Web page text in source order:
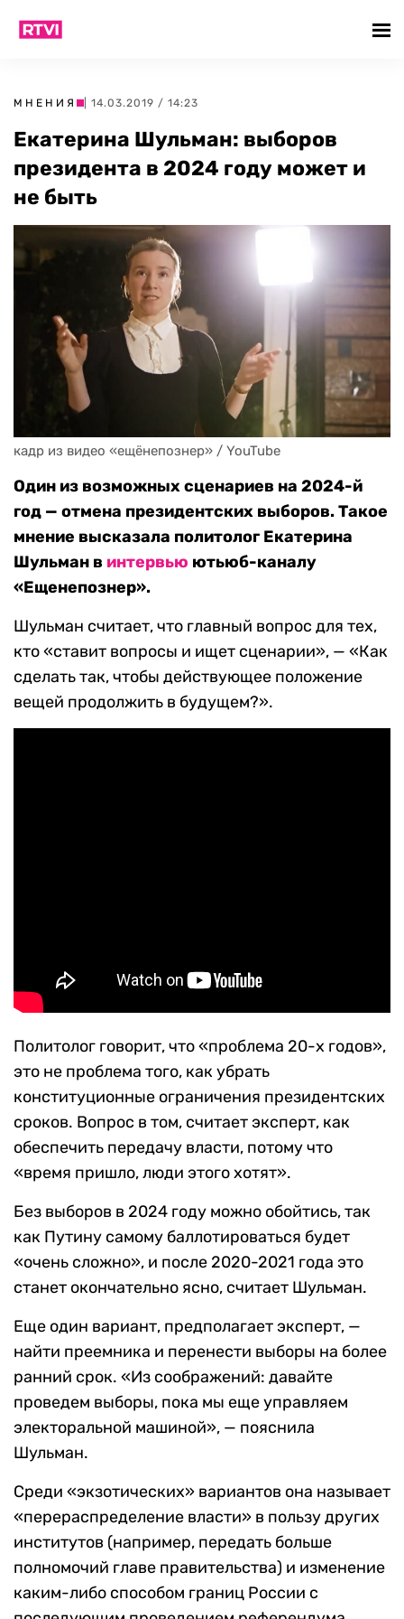
МНЕНИЯ | 14.03.2019 / 14:23
Екатерина Шульман: выборов
президента в 2024 году может и
не быть
кадр из видео «ещёнепознер» / YouTube
Один из возможных сценариев на 2024-й
год — отмена президентских выборов. Такое
мнение высказала политолог Екатерина
Шульман в интервью ютьюб-каналу
«Ещенепознер».
Шульман считает, что главный вопрос для тех,
кто «ставит вопросы и ищет сценарии», — «Как
сделать так, чтобы действующее положение
вещей продолжить в будущем?».
Политолог говорит, что «проблема 20-х годов»,
это не проблема того, как убрать
конституционные ограничения президентских
сроков. Вопрос в том, считает эксперт, как
обеспечить передачу власти, потому что
«время пришло, люди этого хотят».
Без выборов в 2024 году можно обойтись, так
как Путину самому баллотироваться будет
«очень сложно», и после 2020-2021 года это
станет окончательно ясно, считает Шульман.
Еще один вариант, предполагает эксперт, —
найти преемника и перенести выборы на более
ранний срок. «Из соображений: давайте
проведем выборы, пока мы еще управляем
электоральной машиной», — пояснила
Шульман.
Среди «экзотических» вариантов она называет
«перераспределение власти» в пользу других
институтов (например, передать больше
полномочий главе правительства) и изменение
каким-либо способом границ России с